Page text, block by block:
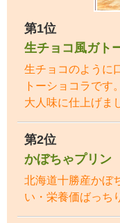
第1位
生チョコ風ガト
生チョコのように
トーショコラです
大人味に仕上げま
第2位
かぼちゃプリン
北海道十勝産かぼ
い・栄養価ばっち